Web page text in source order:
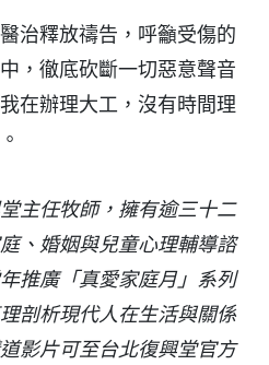
治釋放禱告，呼籲受傷的
，徹底砍斷一切惡意聲音
在辦理大工，沒有時間理
主任牧師，擁有逾三十二
、婚姻與兒童心理輔導諮
推廣「真愛家庭月」系列
剖析現代人在生活與關係
影片可至台北復興堂官方